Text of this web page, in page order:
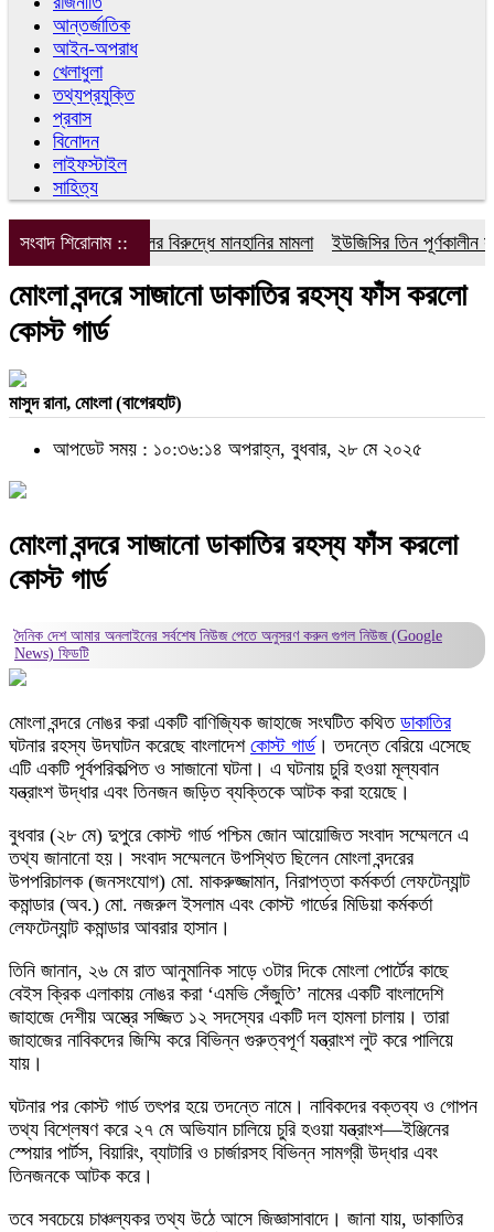
আন্তর্জাতিক
আইন-অপরাধ
খেলাধুলা
তথ্যপ্রযুক্তি
প্রবাস
বিনোদন
লাইফস্টাইল
সাহিত্য
সংবাদ শিরোনাম ::ডিপজলের বিরুদ্ধে মানহানির মামলা ইউজিসির তিন পূর্ণকালীন
মোংলা বন্দরে সাজানো ডাকাতির রহস্য ফাঁস করলো
কোস্ট গার্ড
মাসুদ রানা, মোংলা (বাগেরহাট)
আপডেট সময় : ১০:৩৬:১৪ অপরাহ্ন, বুধবার, ২৮ মে ২০২৫
মোংলা বন্দরে সাজানো ডাকাতির রহস্য ফাঁস করলো
কোস্ট গার্ড
দৈনিক দেশ আমার অনলাইনের সর্বশেষ নিউজ পেতে অনুসরণ করুন গুগল নিউজ (Google
News) ফিডটি
মোংলা বন্দরে নোঙর করা একটি বাণিজ্যিক জাহাজে সংঘটিত কথিত ডাকাতির
ঘটনার রহস্য উদঘাটন করেছে বাংলাদেশ কোস্ট গার্ড। তদন্তে বেরিয়ে এসেছে
এটি একটি পূর্বপরিকল্পিত ও সাজানো ঘটনা। এ ঘটনায় চুরি হওয়া মূল্যবান
যন্ত্রাংশ উদ্ধার এবং তিনজন জড়িত ব্যক্তিকে আটক করা হয়েছে।
বুধবার (২৮ মে) দুপুরে কোস্ট গার্ড পশ্চিম জোন আয়োজিত সংবাদ সম্মেলনে এ
তথ্য জানানো হয়। সংবাদ সম্মেলনে উপস্থিত ছিলেন মোংলা বন্দরের
উপপরিচালক (জনসংযোগ) মো. মাকরুজ্জামান, নিরাপত্তা কর্মকর্তা লেফটেন্যান্ট
কমান্ডার (অব.) মো. নজরুল ইসলাম এবং কোস্ট গার্ডের মিডিয়া কর্মকর্তা
লেফটেন্যান্ট কমান্ডার আবরার হাসান।
তিনি জানান, ২৬ মে রাত আনুমানিক সাড়ে ৩টার দিকে মোংলা পোর্টের কাছে
বেইস ক্রিক এলাকায় নোঙর করা ‘এমভি সেঁজুতি’ নামের একটি বাংলাদেশি
জাহাজে দেশীয় অস্ত্রে সজ্জিত ১২ সদস্যের একটি দল হামলা চালায়। তারা
জাহাজের নাবিকদের জিম্মি করে বিভিন্ন গুরুত্বপূর্ণ যন্ত্রাংশ লুট করে পালিয়ে
যায়।
ঘটনার পর কোস্ট গার্ড তৎপর হয়ে তদন্তে নামে। নাবিকদের বক্তব্য ও গোপন
তথ্য বিশ্লেষণ করে ২৭ মে অভিযান চালিয়ে চুরি হওয়া যন্ত্রাংশ—ইঞ্জিনের
স্পেয়ার পার্টস, বিয়ারিং, ব্যাটারি ও চার্জারসহ বিভিন্ন সামগ্রী উদ্ধার এবং
তিনজনকে আটক করে।
তবে সবচেয়ে চাঞ্চল্যকর তথ্য উঠে আসে জিজ্ঞাসাবাদে। জানা যায়, ডাকাতির